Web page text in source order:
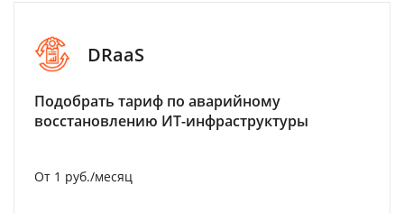
DRaaS
Подобрать тариф по аварийному
восстановлению ИТ-инфраструктуры
От 1 руб./месяц